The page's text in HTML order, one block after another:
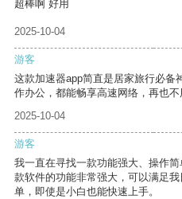
超棒啊 好用
2025-10-04
游客
这款加速器app简直是居家旅行必备
作办公，都能畅享高速网络，再也不
2025-10-04
游客
我一直在寻找一款功能强大、操作
款软件的功能非常强大，可以满足
单，即使是小白也能快速上手。